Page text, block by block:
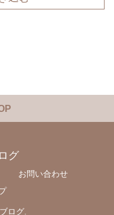
グ
お問い合わせ
ログ.